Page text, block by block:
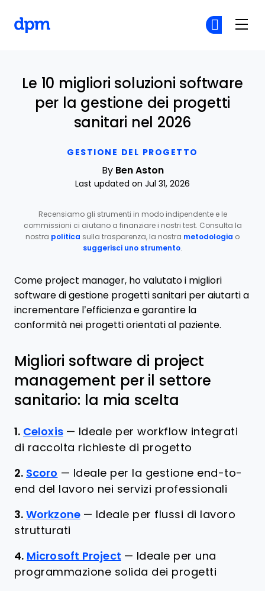
GESTIONE DEL PROGETTO
Le 10 migliori soluzioni software
per la gestione dei progetti
sanitari nel 2026
By Ben Aston
Last updated on Jul 31, 2026
Recensiamo gli strumenti in modo indipendente e le
commissioni ci aiutano a finanziare i nostri test. Consulta la
nostra politica sulla trasparenza, la nostra metodologia o
suggerisci uno strumento.
Come project manager, ho valutato i migliori
software di gestione progetti sanitari per aiutarti a
incrementare l’efficienza e garantire la
conformità nei progetti orientati al paziente.
Migliori software di project
management per il settore
sanitario: la mia scelta
1. Celoxis — Ideale per workflow integrati
di raccolta richieste di progetto
2. Scoro — Ideale per la gestione end-to-
end del lavoro nei servizi professionali
3. Workzone — Ideale per flussi di lavoro
strutturati
4. Microsoft Project — Ideale per una
programmazione solida dei progetti